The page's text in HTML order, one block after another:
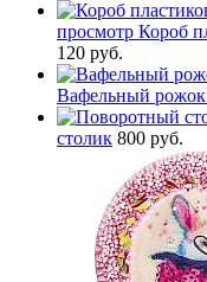
просмотр Короб
120 руб.
Вафельный
столик 800 руб.